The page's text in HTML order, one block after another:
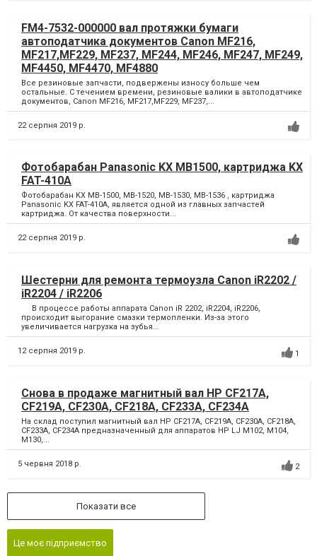
FM4-7532-000000 вал протяжки бумаги
автоподатчика документов Canon MF216,
MF217,MF229, MF237, MF244, MF246, MF247, MF249,
MF4450, MF4470, MF4880
Все резиновые запчасти, подвержены износу больше чем
остальные. С течением времени, резиновые валики в автоподатчике
документов, Canon MF216, MF217,MF229, MF237,...
22 серпня 2019 р.
Фотобарабан Panasonic KX MB1500, картриджа KX
FAT-410A
Фотобарабан KX MB-1500, MB-1520, MB-1530, MB-1536 , картриджа
Panasonic KX FAT-410A, является одной из главных запчастей
картриджа. От качества поверхности...
22 серпня 2019 р.
Шестерни для ремонта термоузла Canon iR2202 /
iR2204 / iR2206
В процессе работы аппарата Canon iR 2202, iR2204, iR2206,
происходит выгорание смазки термопленки. Из-за этого
увеличивается нагрузка на зубья...
12 серпня 2019 р. 1
Снова в продаже магнитный вал HP CF217A,
CF219A, CF230A, CF218A, CF233A, CF234A
На склад поступил магнитный вал HP CF217A, CF219A, CF230A, CF218A,
CF233A, CF234A предназначенный для аппаратов HP LJ M102, M104,
M130,...
5 червня 2018 р. 2
Показати все
Це моє підприємство